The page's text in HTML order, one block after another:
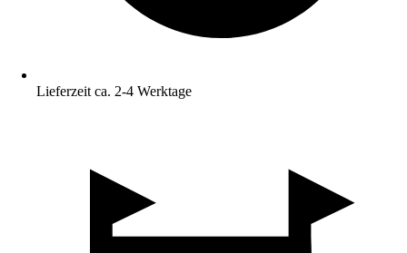
Lieferzeit ca. 2-4 Werktage